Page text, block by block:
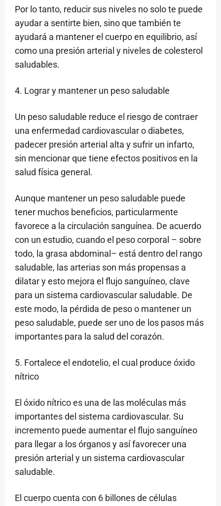
Por lo tanto, reducir sus niveles no solo te puede
ayudar a sentirte bien, sino que también te
ayudará a mantener el cuerpo en equilibrio, así
como una presión arterial y niveles de colesterol
saludables.
4. Lograr y mantener un peso saludable
Un peso saludable reduce el riesgo de contraer
una enfermedad cardiovascular o diabetes,
padecer presión arterial alta y sufrir un infarto,
sin mencionar que tiene efectos positivos en la
salud física general.
Aunque mantener un peso saludable puede
tener muchos beneficios, particularmente
favorece a la circulación sanguínea. De acuerdo
con un estudio, cuando el peso corporal – sobre
todo, la grasa abdominal– está dentro del rango
saludable, las arterias son más propensas a
dilatar y esto mejora el flujo sanguíneo, clave
para un sistema cardiovascular saludable. De
este modo, la pérdida de peso o mantener un
peso saludable, puede ser uno de los pasos más
importantes para la salud del corazón.
5. Fortalece el endotelio, el cual produce óxido
nítrico
El óxido nítrico es una de las moléculas más
importantes del sistema cardiovascular. Su
incremento puede aumentar el flujo sanguíneo
para llegar a los órganos y así favorecer una
presión arterial y un sistema cardiovascular
saludable.
El cuerpo cuenta con 6 billones de células